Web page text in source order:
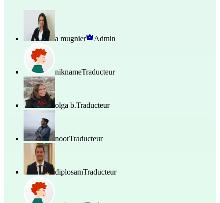
a mugnier Admin
niknameTraducteur
olga b.Traducteur
noorTraducteur
diplosamTraducteur